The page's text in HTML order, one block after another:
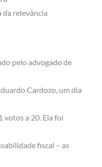
da relevância
pelo advogado de
Cardozo, um dia
a 20. Ela foi
fiscal – as